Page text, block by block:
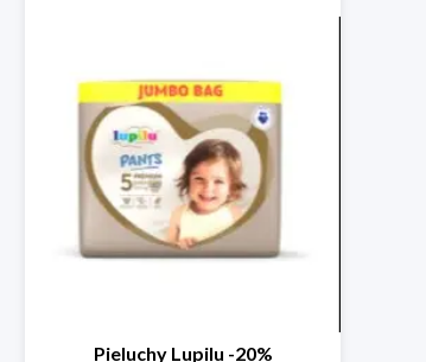
Pieluchy Lupilu -20%